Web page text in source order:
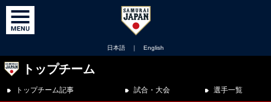
日本語 ｜ English
トップチーム
トップチーム記事 試合・大会 選手一覧